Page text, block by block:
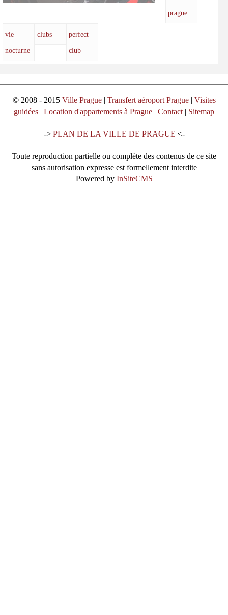
prague
vie
nocturne
clubs
perfect
club
© 2008 - 2015 Ville Prague| Transfert aéroport Prague| Visites
guidées | Location d'appartements à Prague | Contact | Sitemap
-> PLAN DE LA VILLE DE PRAGUE <-
Toute reproduction partielle ou complète des contenus de ce site
sans autorisation expresse est formellement interdite
Powered by InSiteCMS